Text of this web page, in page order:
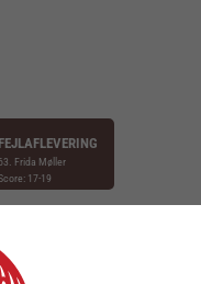
FEJLAFLEVERING
Frida Møller
17-19